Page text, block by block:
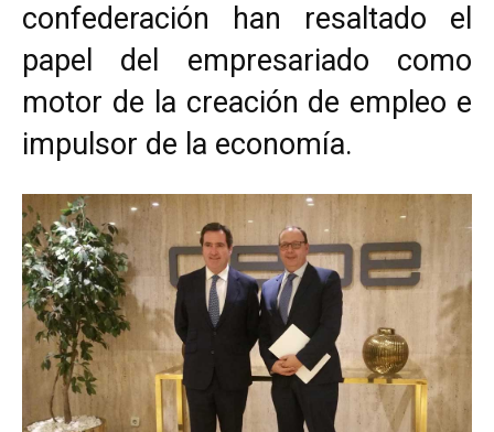
confederación han resaltado el
papel del empresariado como
motor de la creación de empleo e
impulsor de la economía.